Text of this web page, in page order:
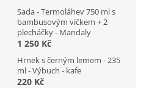
Sada - Termoláhev 750 ml s
bambusovým víčkem + 2
plecháčky - Mandaly
1 250 Kč
Hrnek s černým lemem - 235
ml - Výbuch - kafe
220 Kč